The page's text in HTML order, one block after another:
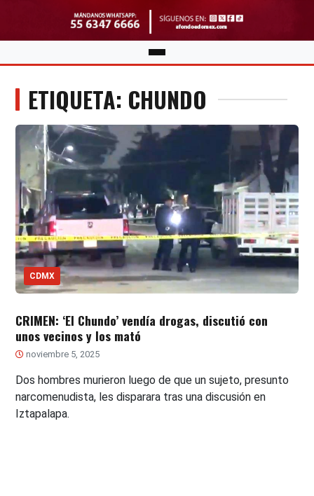
ETIQUETA: CHUNDO
CDMX
CRIMEN: ‘El Chundo’ vendía drogas, discutió con
unos vecinos y los mató
noviembre 5, 2025
Dos hombres murieron luego de que un sujeto, presunto
narcomenudista, les disparara tras una discusión en
Iztapalapa.